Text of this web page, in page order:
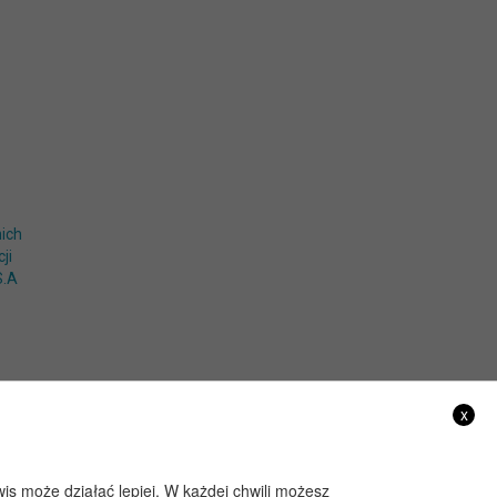
x
może działać lepiej. W każdej chwili możesz